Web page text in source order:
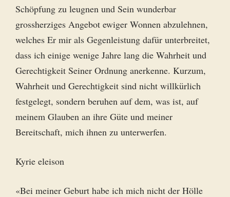
Schöpfung zu leugnen und Sein wunderbar
grossherziges Angebot ewiger Wonnen abzulehnen,
welches Er mir als Gegenleistung dafür unterbreitet,
dass ich einige wenige Jahre lang die Wahrheit und
Gerechtigkeit Seiner Ordnung anerkenne. Kurzum,
Wahrheit und Gerechtigkeit sind nicht willkürlich
festgelegt, sondern beruhen auf dem, was ist, auf
meinem Glauben an ihre Güte und meiner
Bereitschaft, mich ihnen zu unterwerfen.
Kyrie eleison
«Bei meiner Geburt habe ich mich nicht der Hölle